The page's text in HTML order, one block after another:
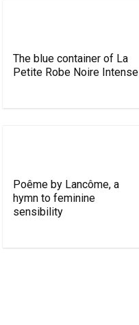
The blue container of La
Petite Robe Noire Intense
Poême by Lancôme, a
hymn to feminine
sensibility